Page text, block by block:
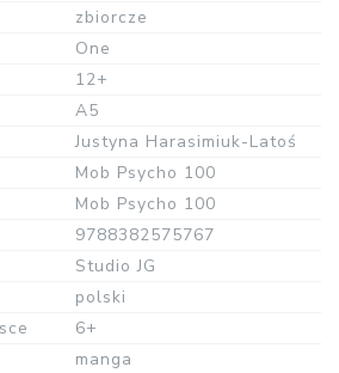
zbiorcze
One
12+
A5
Justyna Harasimiuk-Latoś
Mob Psycho 100
Mob Psycho 100
9788382575767
Studio JG
polski
6+
manga